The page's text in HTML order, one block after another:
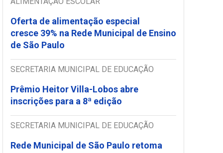
Oferta de alimentação especial
cresce 39% na Rede Municipal de Ensino
de São Paulo
SECRETARIA MUNICIPAL DE EDUCAÇÃO
Prêmio Heitor Villa-Lobos abre
inscrições para a 8ª edição
SECRETARIA MUNICIPAL DE EDUCAÇÃO
Rede Municipal de São Paulo retoma